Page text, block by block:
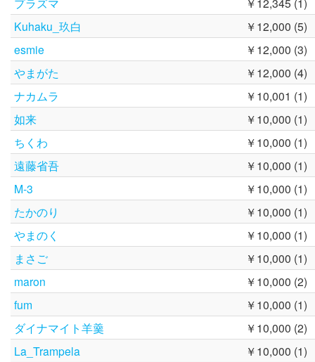
Kuhaku_玖白
￥12,000 (5)
esmie
￥12,000 (3)
やまがた
￥12,000 (4)
ナカムラ
￥10,001 (1)
如来
￥10,000 (1)
ちくわ
￥10,000 (1)
遠藤省吾
￥10,000 (1)
M-3
￥10,000 (1)
たかのり
￥10,000 (1)
やまのく
￥10,000 (1)
まさご
￥10,000 (1)
maron
￥10,000 (2)
fum
￥10,000 (1)
ダイナマイト羊羹
￥10,000 (2)
La_Trampela
￥10,000 (1)